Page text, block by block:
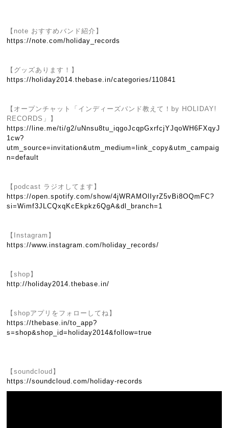
【note おすすめバンド紹介】
https://note.com/holiday_records
【グッズあります！】
https://holiday2014.thebase.in/categories/110841
【オープンチャット「インディーズバンド教えて！by HOLIDAY!
RECORDS」】
https://line.me/ti/g2/uNnsu8tu_iqgoJcqpGxrfcjYJqoWH6FXqyJ
1cw?
utm_source=invitation&utm_medium=link_copy&utm_campaig
n=default
【podcast ラジオしてます】
https://open.spotify.com/show/4jWRAMOlIyrZ5vBi8OQmFC?
si=Wimf3JLCQxqKcEkpkz6QgA&dl_branch=1
【Instagram】
https://www.instagram.com/holiday_records/
【shop】
http://holiday2014.thebase.in/
【shopアプリをフォローしてね】
https://thebase.in/to_app?
s=shop&shop_id=holiday2014&follow=true
【soundcloud】
https://soundcloud.com/holiday-records